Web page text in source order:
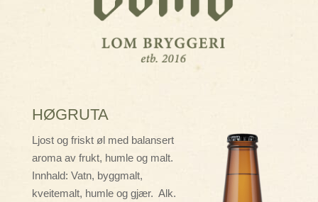
HØGRUTA
Ljost og friskt øl med balansert
aroma av frukt, humle og malt.
Innhald: Vatn, byggmalt,
kveitemalt, humle og gjær. Alk.